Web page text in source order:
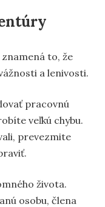
to, že
a lenivosti.
pracovnú
veľkú chybu.
prevezmite
života.
osobu, člena